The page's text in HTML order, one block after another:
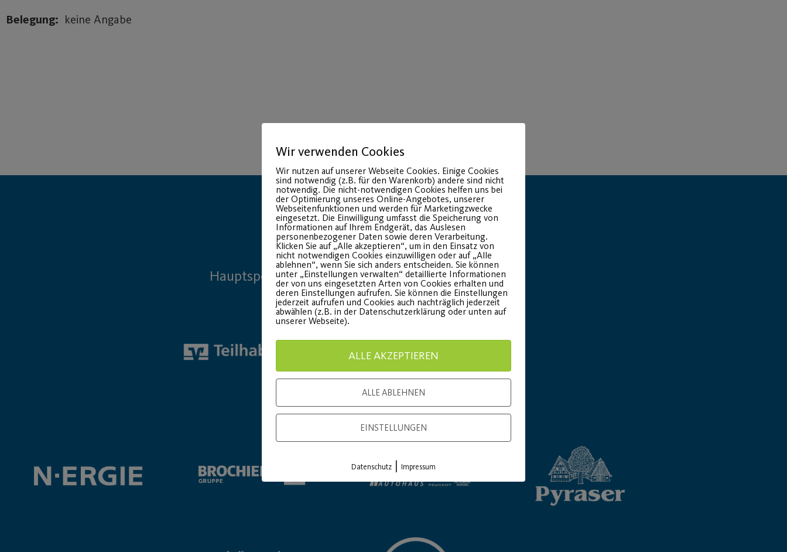
Belegung: keine Angabe
Hauptsponsor Generalausrüster
Premium Partner:
Wir verwenden Cookies
Wir nutzen auf unserer Webseite Cookies. Einige Cookies
sind notwendig (z.B. für den Warenkorb) andere sind nicht
notwendig. Die nicht-notwendigen Cookies helfen uns bei
der Optimierung unseres Online-Angebotes, unserer
Webseitenfunktionen und werden für Marketingzwecke
eingesetzt. Die Einwilligung umfasst die Speicherung von
Informationen auf Ihrem Endgerät, das Auslesen
personenbezogener Daten sowie deren Verarbeitung.
Klicken Sie auf „Alle akzeptieren“, um in den Einsatz von
nicht notwendigen Cookies einzuwilligen oder auf „Alle
ablehnen“, wenn Sie sich anders entscheiden. Sie können
unter „Einstellungen verwalten“ detaillierte Informationen
der von uns eingesetzten Arten von Cookies erhalten und
deren Einstellungen aufrufen. Sie können die Einstellungen
jederzeit aufrufen und Cookies auch nachträglich jederzeit
abwählen (z.B. in der Datenschutzerklärung oder unten auf
unserer Webseite).
ALLE AKZEPTIEREN
ALLE ABLEHNEN
EINSTELLUNGEN
Datenschutz | Impressum